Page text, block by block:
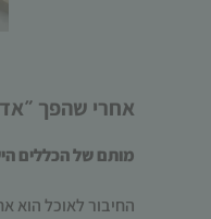
אחרי שהפך
מותם של הכללים
החיבור לאוכל הוא